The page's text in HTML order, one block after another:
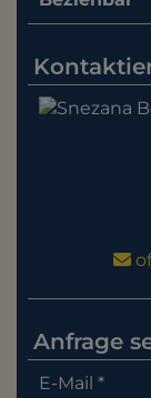
Anfrage
E-Mail